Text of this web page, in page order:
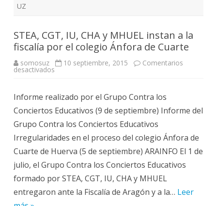
UZ
STEA, CGT, IU, CHA y MHUEL instan a la
fiscalía por el colegio Ánfora de Cuarte
somosuz 10 septiembre, 2015 Comentarios
desactivadosen
CHA
y
MHUEL
instan
a
la
fiscalía
por
el
colegio
Ánfora
de
Cuarte
Informe realizado por el Grupo Contra los
Conciertos Educativos (9 de septiembre) Informe del
Grupo Contra los Conciertos Educativos
Irregularidades en el proceso del colegio Ánfora de
Cuarte de Huerva (5 de septiembre) ARAINFO El 1 de
julio, el Grupo Contra los Conciertos Educativos
formado por STEA, CGT, IU, CHA y MHUEL
entregaron ante la Fiscalía de Aragón y a la… Leer